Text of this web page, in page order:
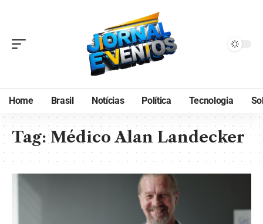
Home Brasil Notícias Política Tecnologia
Tag:Médico Alan Landecker